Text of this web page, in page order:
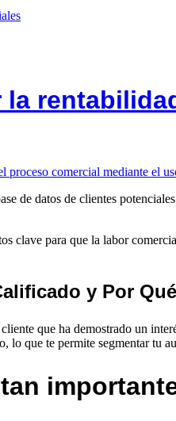
la
de datos de clientes
clave para que la labor
y Por
que ha demostrado un
lo que te permite segmentar tu